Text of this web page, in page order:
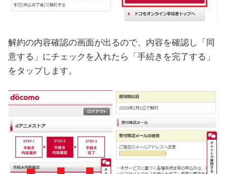
解約の内容確認の画面が出るので、内容を確認し「同
意する」にチェックを入れたら「手続きを完了する」
をタップします。